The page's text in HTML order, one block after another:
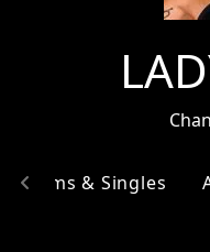
Albums & Singles
chevron_left